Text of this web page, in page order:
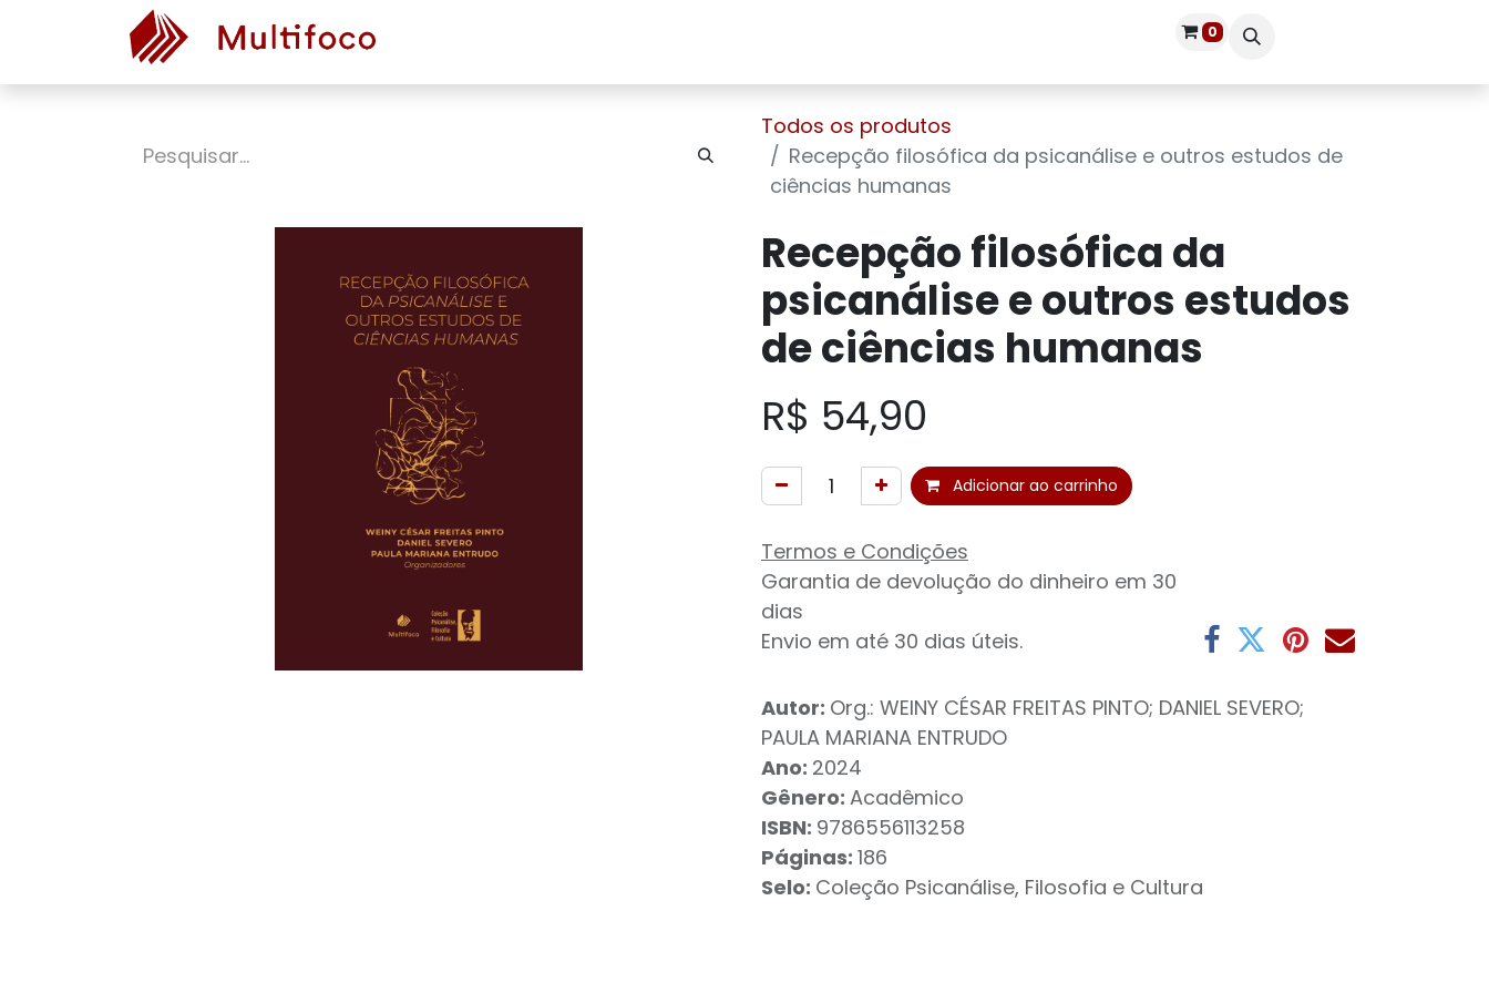
0
Todos os produtos
Recepção filosófica da psicanálise e outros estudos de
ciências humanas
Recepção filosófica da
psicanálise e outros estudos
de ciências humanas
R$ 54,90
Adicionar ao carrinho
Termos e Condições
Garantia de devolução do dinheiro em 30
dias
Envio em até 30 dias úteis.
Autor: Org.: WEINY CÉSAR FREITAS PINTO; DANIEL SEVERO;
PAULA MARIANA ENTRUDO
Ano: 2024
Gênero: Acadêmico
ISBN: 9786556113258
Páginas: 186
Selo: Coleção Psicanálise, Filosofia e Cultura